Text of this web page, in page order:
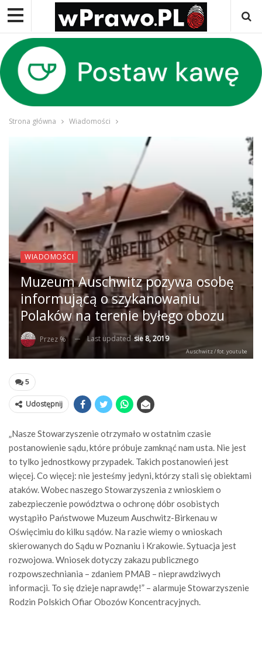
Strona główna Wiadomości
WIADOMOŚCI
Muzeum Auschwitz pozywa osobę
informującą o szykanowaniu
Polaków na terenie byłego obozu
Przez % Last updated sie 8, 2019
Auschwitz / fot. youtube
5
Udostępnij
„Nasze Stowarzyszenie otrzymało w ostatnim czasie
postanowienie sądu, które próbuje zamknąć nam usta. Nie jest
to tylko jednostkowy przypadek. Takich postanowień jest
więcej. Co więcej: nie jesteśmy jedyni, którzy stali się obiektami
ataków. Wobec naszego Stowarzyszenia z wnioskiem o
zabezpieczenie powództwa o ochronę dóbr osobistych
wystąpiło Państwowe Muzeum Auschwitz-Birkenau w
Oświęcimiu do kilku sądów. Na razie wiemy o wnioskach
skierowanych do Sądu w Poznaniu i Krakowie. Sytuacja jest
rozwojowa. Wniosek dotyczy zakazu publicznego
rozpowszechniania – zdaniem PMAB – nieprawdziwych
informacji. To się dzieje naprawdę!” – alarmuje Stowarzyszenie
Rodzin Polskich Ofiar Obozów Koncentracyjnych.